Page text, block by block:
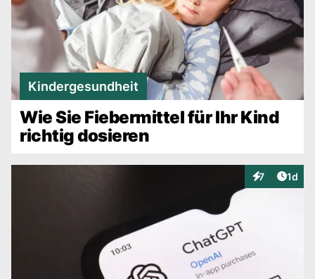
Kindergesundheit
Wie Sie Fiebermittel für Ihr Kind
richtig dosieren
7
Interaktionen
1d